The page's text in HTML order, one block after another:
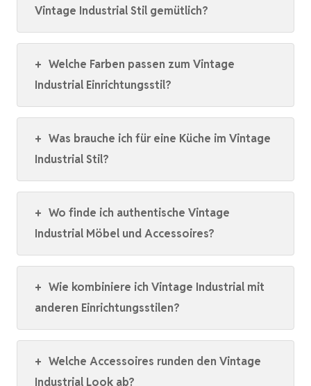
Vintage Industrial Stil gemütlich?
+ Welche Farben passen zum Vintage
Industrial Einrichtungsstil?
+ Was brauche ich für eine Küche im Vintage
Industrial Stil?
+ Wo finde ich authentische Vintage
Industrial Möbel und Accessoires?
+ Wie kombiniere ich Vintage Industrial mit
anderen Einrichtungsstilen?
+ Welche Accessoires runden den Vintage
Industrial Look ab?